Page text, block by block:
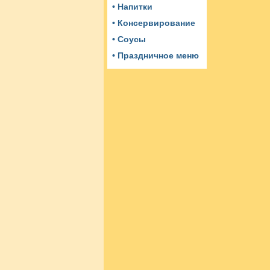
• Напитки
• Консервирование
• Соусы
• Праздничное меню